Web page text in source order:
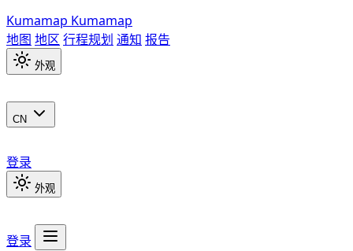
Kumamap Kumamap
地图 地区 行程规划 通知 报告
外观
CN
登录
外观
登录